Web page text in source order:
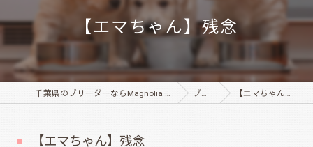
【エマちゃん】残念
千葉県のブリーダーならMagnolia Dog Site ブログ 【エマちゃん】残念
【エマちゃん】残念